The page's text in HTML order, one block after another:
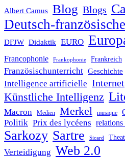
Albert Camus Blog Blogs
Deutsch-
DFJW Didaktik EURO
Francophonie Frankophonie Frankreich
Französischunterricht Geschichte
Intelligence artificielle Internet
Künstliche Intelligenz
Macron Medien Merkel musique
Politik Prix des lycéens relations
Sarkozy Sartre Sicard
Verteidigung Web 2.0